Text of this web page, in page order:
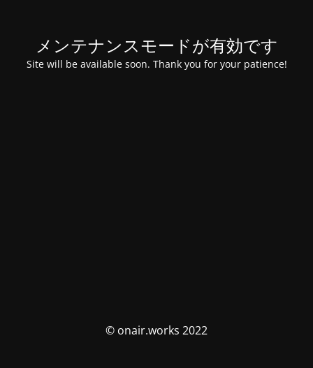
メンテナンスモードが有効です
Site will be available soon. Thank you for your patience!
© onair.works 2022